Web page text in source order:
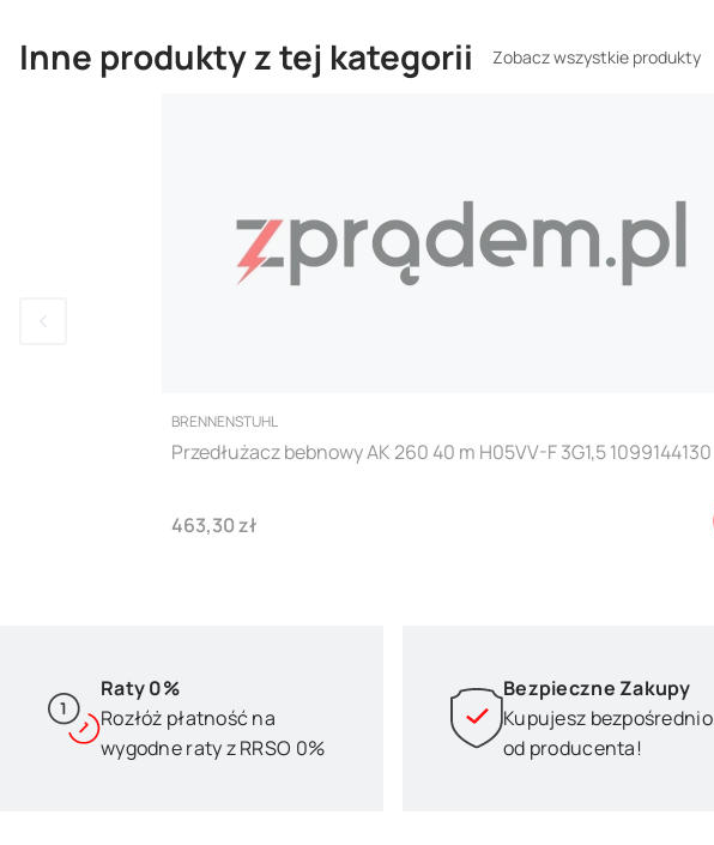
Inne produkty z tej kategorii Zobacz wszystkie produkty
PRODUCENT
BRENNENSTUHL
Przedłużacz bebnowy AK 260 40 m H05VV-F 3G1,5 1099144130
Cena
463,30 zł
Raty 0%
Rozłóż płatność na
wygodne raty z RRSO 0%
Bezpieczne Zakupy
Kupujesz bezpośrednio
od producenta!